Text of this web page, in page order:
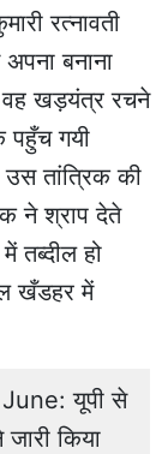
रत्नावती
बनाना
वह खड़यंत्र रचने
पहुँच गयी
तांत्रिक की
ने श्राप देते
तब्दील हो
खँडहर में
यूपी से
किया